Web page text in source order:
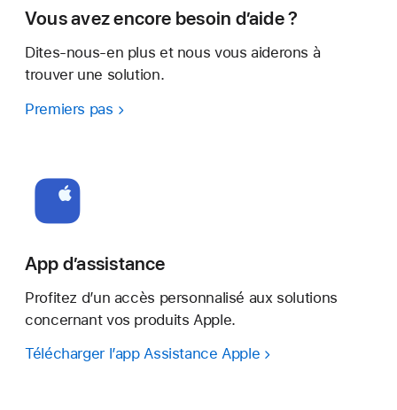
Vous avez encore besoin d’aide ?
Dites-nous-en plus et nous vous aiderons à
trouver une solution.
Premiers pas
App d’assistance
Profitez d’un accès personnalisé aux solutions
concernant vos produits Apple.
Télécharger l’app Assistance Apple